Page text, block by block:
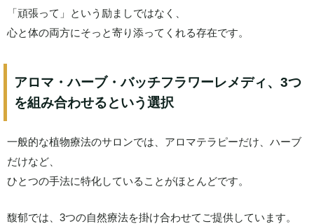
「頑張って」という励ましではなく、
心と体の両方にそっと寄り添ってくれる存在です。
アロマ・ハーブ・バッチフラワーレメディ、3つ
を組み合わせるという選択
一般的な植物療法のサロンでは、アロマテラピーだけ、ハーブ
だけなど、
ひとつの手法に特化していることがほとんどです。
馥郁では、3つの自然療法を掛け合わせてご提供しています。